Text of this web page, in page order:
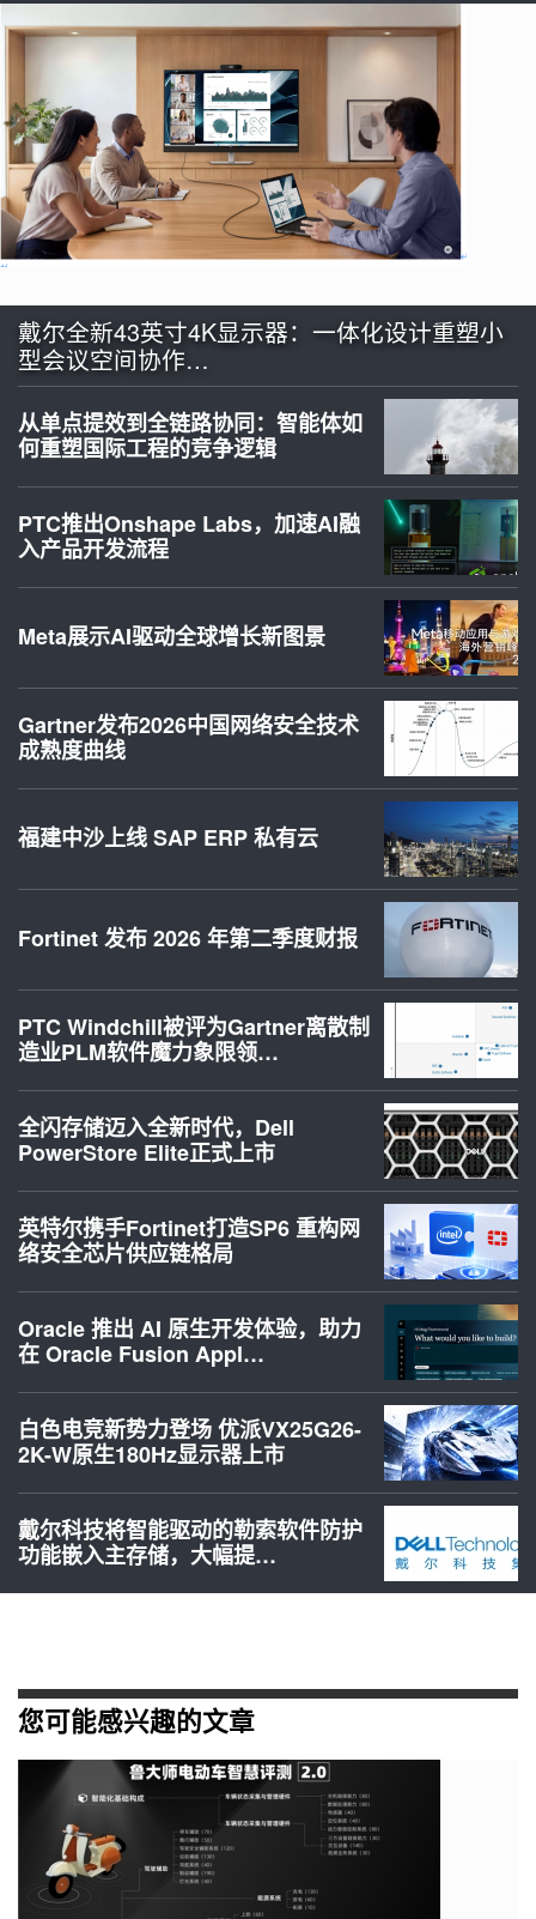
戴尔全新43英寸4K显示器：一体化设计重塑小
型会议空间协作…
从单点提效到全链路协同：智能体如
何重塑国际工程的竞争逻辑
PTC推出Onshape Labs，加速AI融
入产品开发流程
Meta展示AI驱动全球增长新图景
Gartner发布2026中国网络安全技术
成熟度曲线
福建中沙上线 SAP ERP 私有云
Fortinet 发布 2026 年第二季度财报
PTC Windchill被评为Gartner离散制
造业PLM软件魔力象限领…
全闪存储迈入全新时代，Dell
PowerStore Elite正式上市
英特尔携手Fortinet打造SP6 重构网
络安全芯片供应链格局
Oracle 推出 AI 原生开发体验，助力
在 Oracle Fusion Appl…
白色电竞新势力登场 优派VX25G26-
2K-W原生180Hz显示器上市
戴尔科技将智能驱动的勒索软件防护
功能嵌入主存储，大幅提…
您可能感兴趣的文章